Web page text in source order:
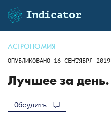
АСТРОНОМИЯ
ОПУБЛИКОВАНО 16 СЕНТЯБРЯ
Лучшее за день.
Обсудить